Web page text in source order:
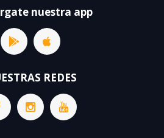
nuestra app
REDES